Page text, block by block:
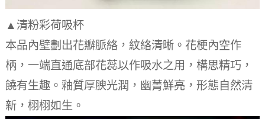
▲清粉彩荷吸杯
本品內壁劃出花瓣脈絡，紋絡清晰。 花梗內空作
柄，一端直通底部花蕊以作吸水之用，構思精巧，
饒有生趣。 釉質厚腴光潤，幽菁鮮亮，形態自然清
新，栩栩如生。